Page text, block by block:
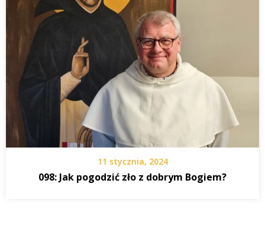
11 stycznia, 2024
098: Jak pogodzić zło z dobrym Bogiem?